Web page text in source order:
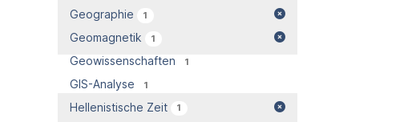
Geographie 1
Geomagnetik 1
Geowissenschaften 1
GIS-Analyse 1
Hellenistische Zeit 1